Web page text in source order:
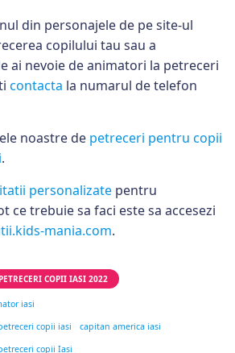
din personajele de pe site-ul
copilului tau sau a
ai nevoie de animatori la petreceri
contacta la numarul de telefon
noastre de petreceri pentru copii
.
personalizate pentru
ce trebuie sa faci este sa accesezi
mania.com.
COPII IASI 2022
iasi
copii iasi
capitan america iasi
copii Iasi